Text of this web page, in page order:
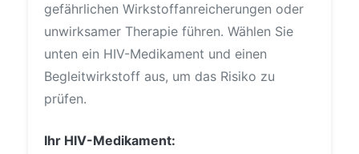
gefährlichen Wirkstoffanreicherungen oder
unwirksamer Therapie führen. Wählen Sie
unten ein HIV-Medikament und einen
Begleitwirkstoff aus, um das Risiko zu
prüfen.
Ihr HIV-Medikament: